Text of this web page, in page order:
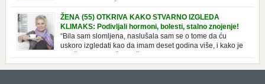
je bio veoma poseban za djevojčicu i njenu novu porodicu, ali je uskoro
postao još čarobniji, zahvaljujući socijalnom radniku koji poznaje
Daniel. Njenoj novoj porodici je […]
ŽENA (55) OTKRIVA KAKO STVARNO IZGLEDA
KLIMAKS: Podivljali hormoni, bolesti, stalno znojenje!
“Bila sam slomljena, naslušala sam se o tome da ću
uskoro izgledati kao da imam deset godina više, i kako je
gotovo da nema lijeka”, priča Violeta. “Kada sam napunila 48 godina,